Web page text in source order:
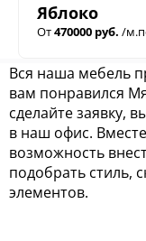
Яблоко
От470000 руб. /
Вся наша мебель
вам понравился
сделайте заявку,
в наш офис.
возможность
подобрать стиль,
элементов.